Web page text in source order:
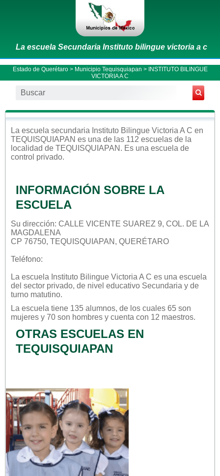
La escuela Secundaria Instituto bilingue victoria a c
Estado de Querétaro> Municipio Tequisquiapan > INSTITUTO BILINGUE
VICTORIA A C
La escuela secundaria Instituto Bilingue Victoria A C en
TEQUISQUIAPAN es una de las 112 escuelas de la
localidad de TEQUISQUIAPAN . Es una escuela de
control privado.
INFORMACIÓN SOBRE LA
ESCUELA
Su dirección: CALLE VICENTE SUAREZ 9, COL. DE LA
MAGDALENA
CP 76750, TEQUISQUIAPAN, QUERÉTARO
Teléfono:
La escuela Instituto Bilingue Victoria A C es una escuela
del sector privado, de nivel educativo Secundaria y de
turno matutino.
La escuela tiene 135 alumnos, de los cuales 65 son
mujeres y 70 son hombres y cuenta con 12 maestros.
OTRAS ESCUELAS EN
TEQUISQUIAPAN